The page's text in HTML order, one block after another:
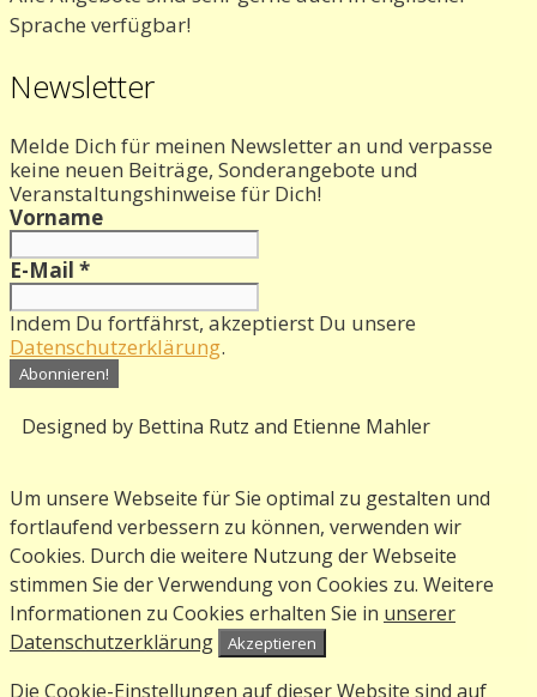
Sprache verfügbar!
Newsletter
Melde Dich für meinen Newsletter an und verpasse
keine neuen Beiträge, Sonderangebote und
Veranstaltungshinweise für Dich!
Vorname
E-Mail *
Indem Du fortfährst, akzeptierst Du unsere
Datenschutzerklärung.
Designed by Bettina Rutz and Etienne Mahler
Um unsere Webseite für Sie optimal zu gestalten und
fortlaufend verbessern zu können, verwenden wir
Cookies. Durch die weitere Nutzung der Webseite
stimmen Sie der Verwendung von Cookies zu. Weitere
Informationen zu Cookies erhalten Sie in unserer
Datenschutzerklärung
Akzeptieren
Die Cookie-Einstellungen auf dieser Website sind auf